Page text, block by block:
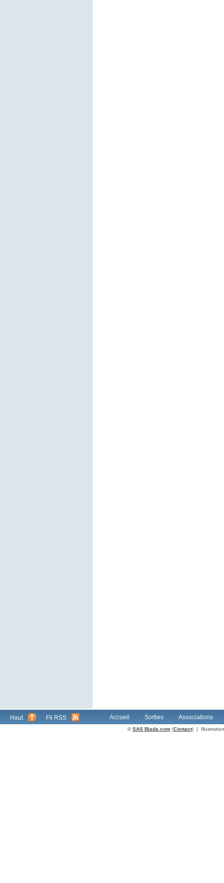
Haut Fil RSS Accueil Sorties Associations
©SAS Blada.com(Contact) |